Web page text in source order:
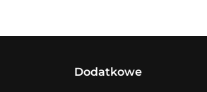
Dodatkowe